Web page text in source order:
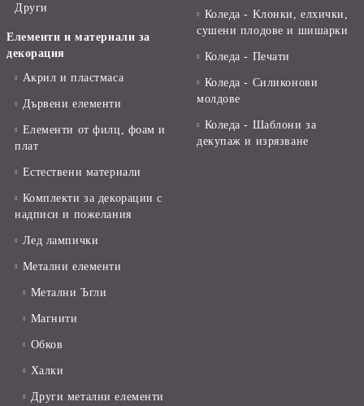
Други
Елементи и материали за
декорация
Акрил и пластмаса
Дървени елементи
Елементи от филц, фоам и
плат
Естествени материали
Комплекти за декорации с
надписи и пожелания
Лед лампички
Метални елементи
Метални Ъгли
Магнити
Обков
Халки
Други метални елементи
Коледа - Kлонки, елхички,
сушени плодове и шишарки
Коледа - Печати
Коледа - Силиконови
молдове
Коледа - Шаблони за
декупаж и изрязване